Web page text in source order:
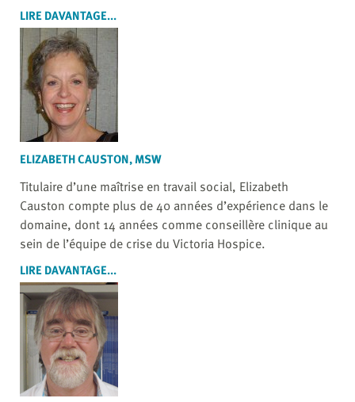
LIRE DAVANTAGE...
ELIZABETH CAUSTON, MSW
Titulaire d’une maîtrise en travail social, Elizabeth
Causton compte plus de 40 années d’expérience dans le
domaine, dont 14 années comme conseillère clinique au
sein de l’équipe de crise du Victoria Hospice.
LIRE DAVANTAGE...